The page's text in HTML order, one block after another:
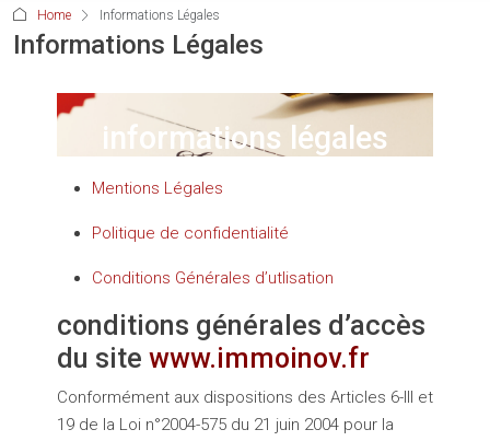
Home Informations Légales
Informations Légales
informations légales
Mentions Légales
Politique de confidentialité
Conditions Générales d’utlisation
conditions générales d’accès
du site www.immoinov.fr
Conformément aux dispositions des Articles 6-III et
19 de la Loi n°2004-575 du 21 juin 2004 pour la